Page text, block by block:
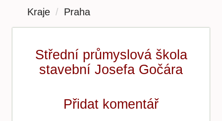
Kraje Praha
Střední průmyslová škola
stavební Josefa Gočára
Přidat komentář